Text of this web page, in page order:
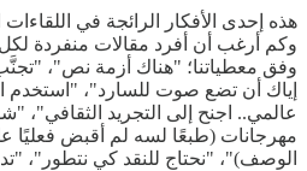
هذه إحدى الأفكار الرائجة في اللقاءات
وكم أرغب أن أفرد مقالات منفردة لكل
وفق معطياتنا؛ "هناك أزمة نص"،
إياك أن تضع صوت للسارد"، "استخدم
عالمي.. اجنح إلى التجريد الثقافي"،
مهرجانات (طبعًا لسه لم أقبض فعليًا
الوصف)"، "نحتاج للنقد كي نتطور"،